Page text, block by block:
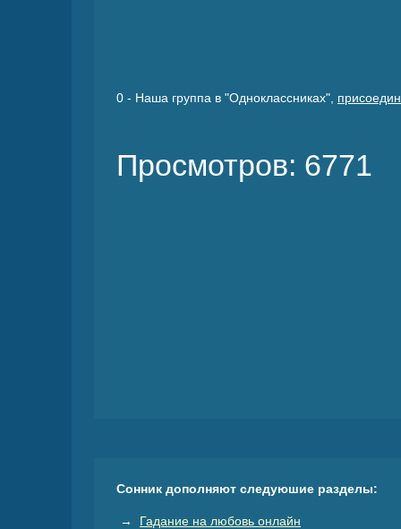
0 - Наша группа в "Одноклассниках",
Просмотров: 6771
Сонник дополняют следуюшие разделы:
→ Гадание на любовь онлайн